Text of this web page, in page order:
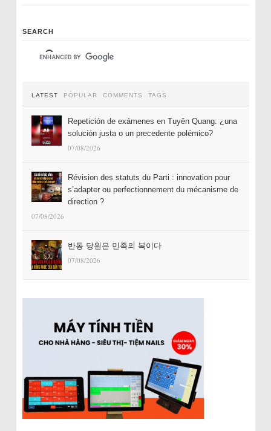
SEARCH
LATEST POPULAR COMMENTS TAGS
Repetición de exámenes en Tuyên Quang: ¿una
solución justa o un precedente polémico?
07/08/2026
Révision des statuts du Parti : innovation pour
s’adapter ou perfectionnement du mécanisme de
direction ?
07/08/2026
반동 당원은 민족의 복이다
07/08/2026